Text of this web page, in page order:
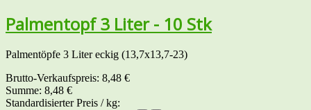
Palmentopf 3 Liter - 10 Stk
Palmentöpfe 3 Liter eckig (13,7x13,7-23)
Brutto-Verkaufspreis: 8,48 €
Summe: 8,48 €
Standardisierter Preis / kg: